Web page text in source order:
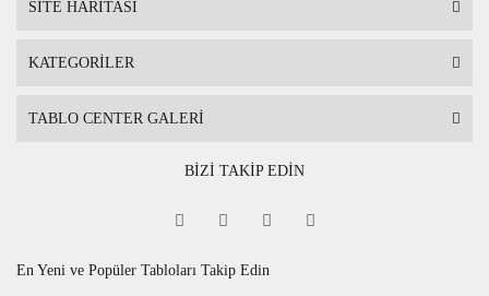
SİTE HARİTASI
KATEGORİLER
TABLO CENTER GALERİ
BİZİ TAKİP EDİN
En Yeni ve Popüler Tabloları Takip Edin